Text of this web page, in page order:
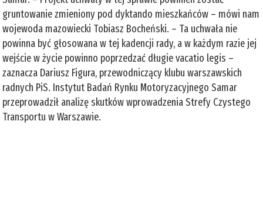
gruntowanie zmieniony pod dyktando mieszkańców – mówi nam
wojewoda mazowiecki Tobiasz Bocheński. – Ta uchwała nie
powinna być głosowana w tej kadencji rady, a w każdym razie jej
wejście w życie powinno poprzedzać długie vacatio legis –
zaznacza Dariusz Figura, przewodniczący klubu warszawskich
radnych PiS. Instytut Badań Rynku Motoryzacyjnego Samar
przeprowadził analizę skutków wprowadzenia Strefy Czystego
Transportu w Warszawie.